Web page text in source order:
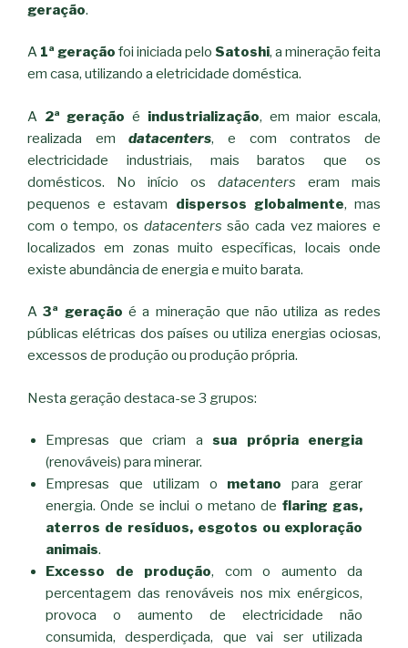
geração.
A 1ª geração foi iniciada pelo Satoshi, a mineração feita
em casa, utilizando a eletricidade doméstica.
A 2ª geração é industrialização, em maior escala,
realizada emdatacenters, e com contratos de
electricidade industriais, mais baratos que os
domésticos. No início os datacenters eram mais
pequenos e estavam dispersos globalmente, mas
com o tempo, os datacenters são cada vez maiores e
localizados em zonas muito específicas, locais onde
existe abundância de energia e muito barata.
A3ª geração é a mineração que não utiliza as redes
públicas elétricas dos países ou utiliza energias ociosas,
excessos de produção ou produção própria.
Nesta geração destaca-se 3 grupos:
Empresas que criam a sua própria energia
(renováveis) para minerar.
Empresas que utilizam o metanopara gerar
energia. Onde se inclui o metano de flaring gas,
aterros de resíduos, esgotos ou exploração
animais.
Excesso de produção, com o aumento da
percentagem das renováveis nos mix enérgicos,
provoca o aumento de electricidade não
consumida, desperdiçada, que vai ser utilizada